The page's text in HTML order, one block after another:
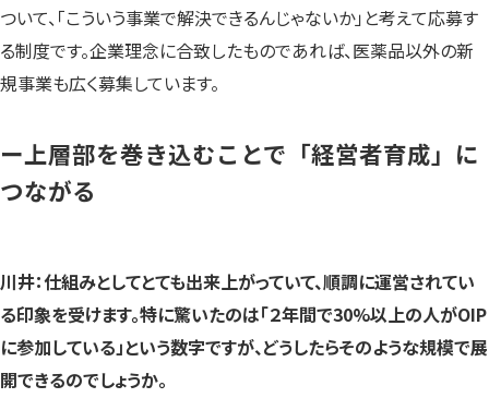
ついて、「こういう事業で解決できるんじゃないか」と考えて応募す
る制度です。企業理念に合致したものであれば、医薬品以外の新
規事業も広く募集しています。
ー上層部を巻き込むことで「経営者育成」に
つながる
川井：仕組みとしてとても出来上がっていて、順調に運営されてい
る印象を受けます。特に驚いたのは「２年間で30%以上の人がOIP
に参加している」という数字ですが、どうしたらそのような規模で展
開できるのでしょうか。